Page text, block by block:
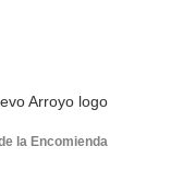
la Encomienda